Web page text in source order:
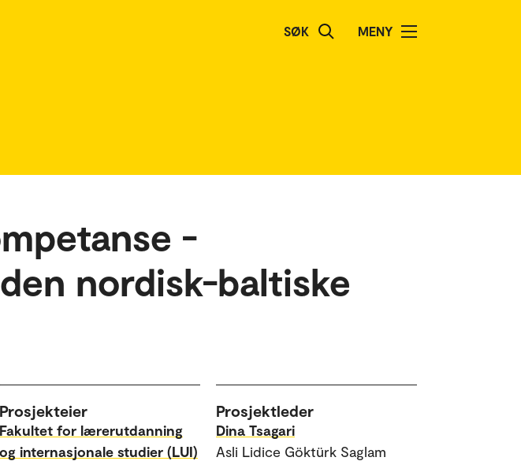
SØK MENY
-
nordisk-baltiske
Prosjekteier
Fakultet for lærerutdanning
og internasjonale studier (LUI)
Prosjektleder
Dina Tsagari
Asli Lidice Göktürk Saglam